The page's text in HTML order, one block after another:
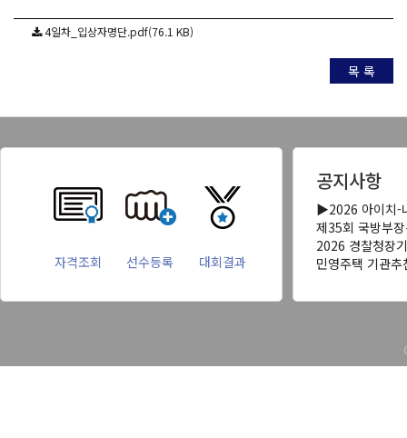
4일차_입상자명단.pdf(76.1 KB)
목 록
자격조회 선수등록 대회결과
공지사항
▶2026 아이치-
제35회 국방부
2026 경찰청장
민영주택 기관